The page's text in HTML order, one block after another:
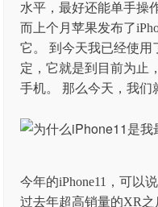
水平，最好还能单手操
而上个月苹果发布了
它。 到今天我已经使用
定，它就是到目前为止
手机。 那么今天，我们
今年的iPhone11，可以
过去年超高销量的XR之